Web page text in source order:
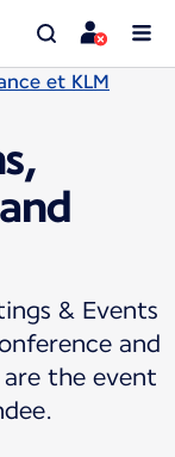
et KLM
& Events
and
the event